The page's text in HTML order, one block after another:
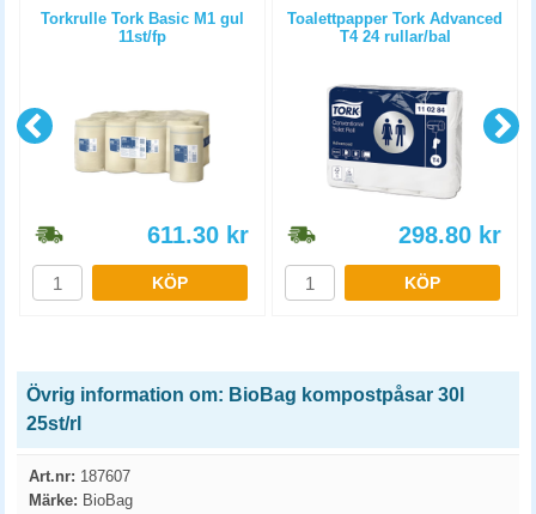
Torkrulle Tork Basic M1 gul
11st/fp
611.30 kr
KÖP
Toalettpapper Tork Advanced
T4 24 rullar/bal
298.80 kr
KÖP
Övrig information om: BioBag kompostpåsar 30l
25st/rl
Art.nr: 187607
Märke: BioBag